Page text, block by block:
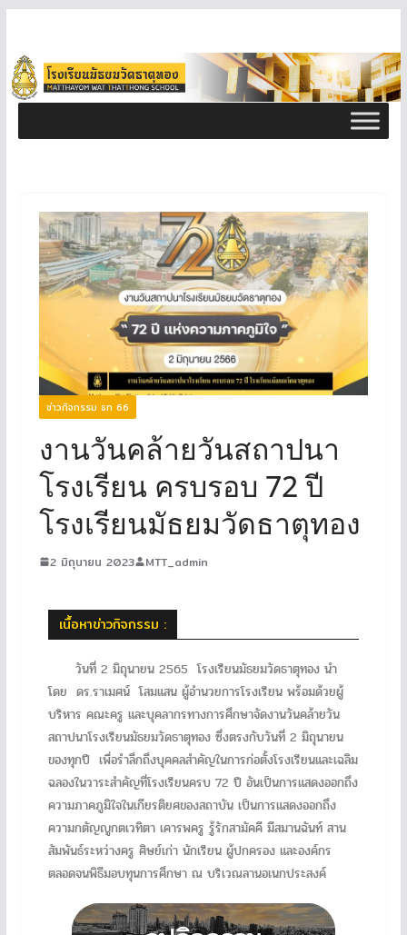
ข่าวกิจกรรม ธท 66
งานวันคล้ายวันสถาปนา
โรงเรียน ครบรอบ 72 ปี
โรงเรียนมัธยมวัดธาตุทอง
2 มิถุนายน 2023 MTT_admin
เนื้อหาข่าวกิจกรรม :
วันที่ 2 มิถุนายน 2565 โรงเรียนมัธยมวัดธาตุทอง นำ
โดย ดร.ราเมศน์ โสมแสน ผู้อำนวยการโรงเรียน พร้อมด้วยผู้
บริหาร คณะครู และบุคลากรทางการศึกษาจัดงานวันคล้ายวัน
สถาปนาโรงเรียนมัธยมวัดธาตุทอง ซึ่งตรงกับวันที่ 2 มิถุนายน
ของทุกปี เพื่อรำลึกถึงบุคคลสำคัญในการก่อตั้งโรงเรียนและเฉลิม
ฉลองในวาระสำคัญที่โรงเรียนครบ 72 ปี อันเป็นการแสดงออกถึง
ความภาคภูมิใจในเกียรติยศของสถาบัน เป็นการแสดงออกถึง
ความกตัญญูกตเวทิตา เคารพครู รู้รักสามัคคี มีสมานฉันท์ สาน
สัมพันธ์ระหว่างครู ศิษย์เก่า นักเรียน ผู้ปกครอง และองค์กร
ตลอดจนพิธีมอบทุนการศึกษา ณ บริเวณลานอเนกประสงค์